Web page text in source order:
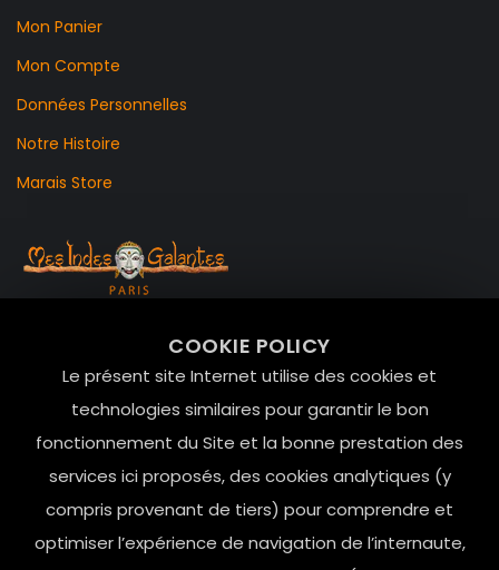
COOKIE POLICY
Le présent site Internet utilise des cookies et
technologies similaires pour garantir le bon
fonctionnement du Site et la bonne prestation des
services ici proposés, des cookies analytiques (y
compris provenant de tiers) pour comprendre et
optimiser l’expérience de navigation de l’internaute,
Mon Panier
Mon Compte
Données Personnelles
Notre Histoire
Marais Store
Le Marais, 75004 Paris
contact@mesindesgalantes.com
01.42.72.42.51